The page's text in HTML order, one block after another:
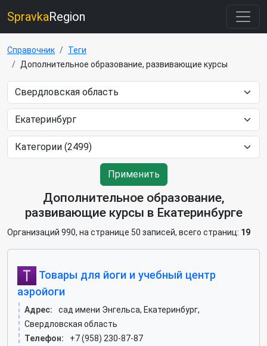
SpravkaRegion
Справочник
Теги
Дополнительное образование, развивающие курсы
Применить
Дополнительное образование,
развивающие курсы в Екатеринбурге
Организаций 990, на странице 50 записей, всего страниц: 19
Товары для йоги и учебный центр
аэройоги
Адрес:
сад имени Энгельса, Екатеринбург,
Свердловская область
Телефон:
+7 (958) 230-87-87